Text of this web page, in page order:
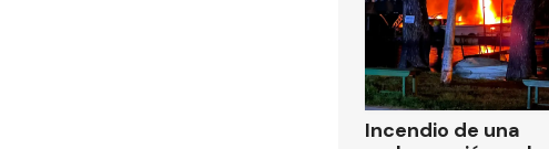
Incendio de una